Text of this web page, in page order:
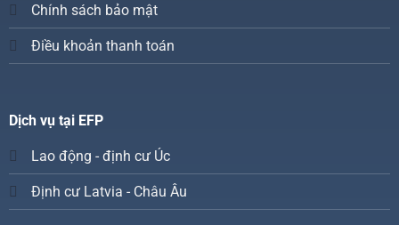
Chính sách bảo mật
Điều khoản thanh toán
Dịch vụ tại EFP
Lao động - định cư Úc
Định cư Latvia - Châu Âu